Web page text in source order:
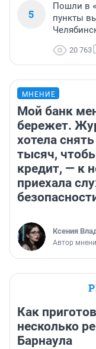
5
Пошли в
пункты
20 763
МНЕНИЕ
Мой банк
бережет.
хотела
тысяч,
кредит, — к
приехала
Ксения
Автор
Как
несколько
Барнаула